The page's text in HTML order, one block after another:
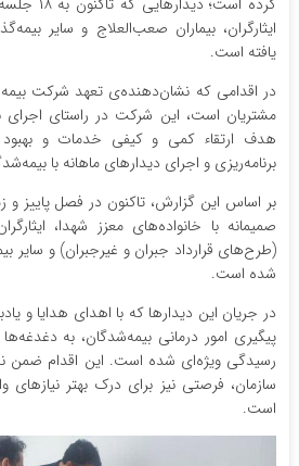
ایثارگران، بیماران صعب‌العلاج و سایر
یافته است.
در اقدامی که نشان‌دهنده‌ی تعهد شرکت بیمه
هدف ارتقاء کمی و کیفی خدمات و بهبود
برنامه‌ریزی و اجرای دیدارهای ماهانه با
صمیمانه با خانواده‌های معزز شهدا،
(طرح‌های قرارداد جبران و غیرجبران) و سایر
شده است.
در جریان این دیدارها که با اهدای هدایا و
پیگیری امور درمانی بیمه‌شدگان، به
رسیدگی ویژه‌ای شده است. این اقدام ضمن
سازمان، فرصتی نیز برای درک بهتر نیازهای
است.